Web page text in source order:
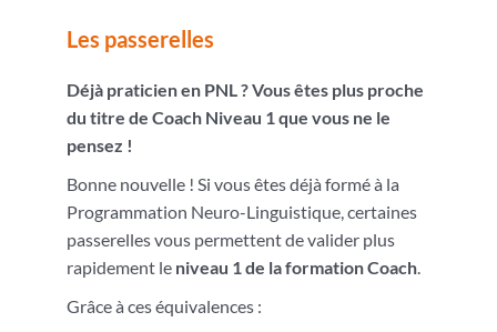
Les passerelles
Déjà praticien en PNL ? Vous êtes plus proche
du titre de Coach Niveau 1 que vous ne le
pensez !
Bonne nouvelle ! Si vous êtes déjà formé à la
Programmation Neuro-Linguistique, certaines
passerelles vous permettent de valider plus
rapidement le niveau 1 de la formation Coach.
Grâce à ces équivalences :